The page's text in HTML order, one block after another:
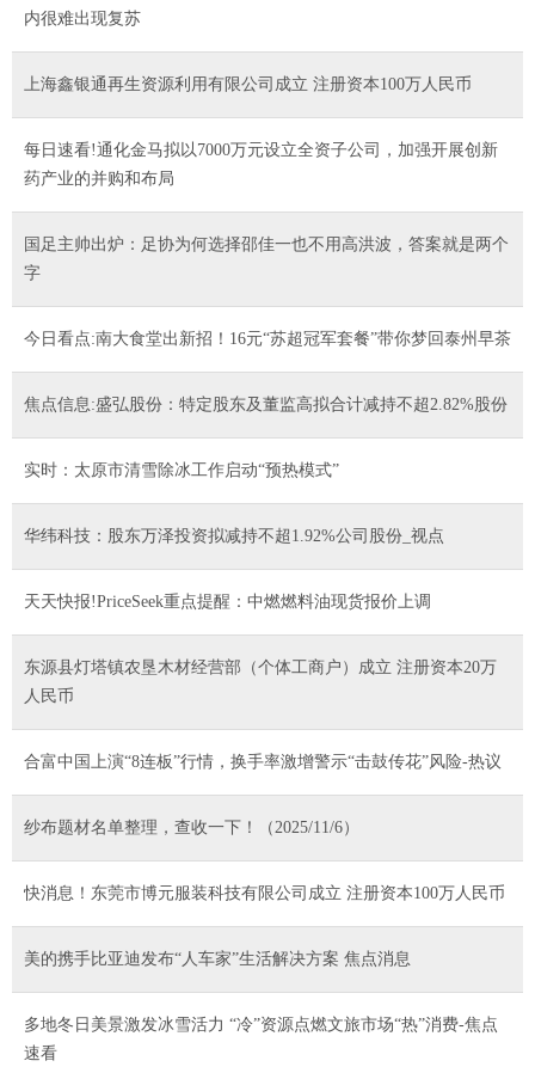
内很难出现复苏
上海鑫银通再生资源利用有限公司成立 注册资本100万人民币
每日速看!通化金马拟以7000万元设立全资子公司，加强开展创新
药产业的并购和布局
国足主帅出炉：足协为何选择邵佳一也不用高洪波，答案就是两个
字
今日看点:南大食堂出新招！16元“苏超冠军套餐”带你梦回泰州早茶
焦点信息:盛弘股份：特定股东及董监高拟合计减持不超2.82%股份
实时：太原市清雪除冰工作启动“预热模式”
华纬科技：股东万泽投资拟减持不超1.92%公司股份_视点
天天快报!PriceSeek重点提醒：中燃燃料油现货报价上调
东源县灯塔镇农垦木材经营部（个体工商户）成立 注册资本20万
人民币
合富中国上演“8连板”行情，换手率激增警示“击鼓传花”风险-热议
纱布题材名单整理，查收一下！（2025/11/6）
快消息！东莞市博元服装科技有限公司成立 注册资本100万人民币
美的携手比亚迪发布“人车家”生活解决方案 焦点消息
多地冬日美景激发冰雪活力 “冷”资源点燃文旅市场“热”消费-焦点
速看